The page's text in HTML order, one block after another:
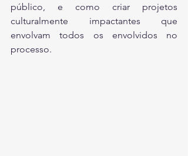
público, e como criar projetos
culturalmente impactantes que
envolvam todos os envolvidos no
processo.